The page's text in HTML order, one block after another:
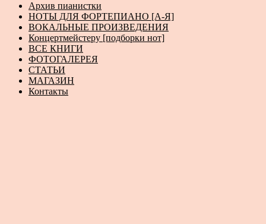
Архив пианистки
НОТЫ ДЛЯ ФОРТЕПИАНО [А-Я]
ВОКАЛЬНЫЕ ПРОИЗВЕДЕНИЯ
Концертмейстеру [подборки нот]
ВСЕ КНИГИ
ФОТОГАЛЕРЕЯ
СТАТЬИ
МАГАЗИН
Контакты